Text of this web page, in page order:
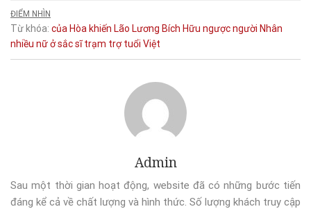
ĐIỂM NHÌN
Từ khóa: của Hòa khiến Lão Lương Bích Hữu ngượcngười Nhân
nhiều nữởsắcsĩ trạm trợ tuổi Việt
Admin
Sau một thời gian hoạt động, website đã có những bước tiến
đáng kể cả về chất lượng và hình thức. Số lượng khách truy cập